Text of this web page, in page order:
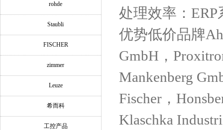
rohde
Staubli
FISCHER
zimmer
Leuze
希而科
工控产品
处理效率：
优势低价品牌
GmbH，
Mankenberg
Fischer，
Klaschka